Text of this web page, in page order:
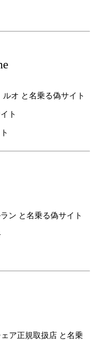
ルオ と名乗る偽サイト
ン と名乗る偽サイト
ェア正規取扱店 と名乗